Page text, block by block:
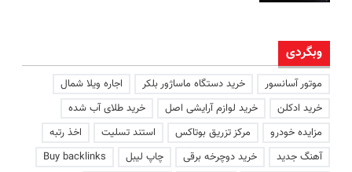
وبگردی
موتور آسانسور خرید دستگاه ماساژور بلکر
اجاره ویلا شمال
خرید ادکلن
خرید لوازم آرایشی اصل
خرید طلای آب شده
مزایده خودرو
مرکز تزریق بوتاکس استند تسلیت
اخذ رتبه
آهنگ جدید
خرید دوچرخه برقی چاپ لیبل
Buy backlinks